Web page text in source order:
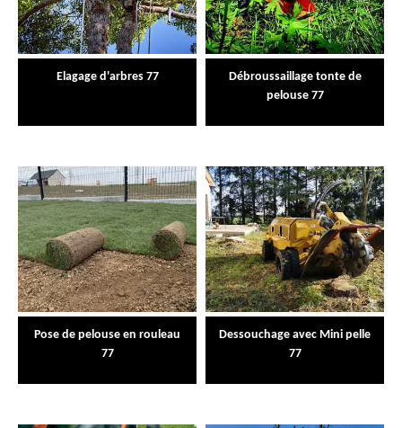
Elagage d'arbres 77
Débroussaillage tonte de
pelouse 77
Pose de pelouse en rouleau
77
Dessouchage avec Mini pelle
77